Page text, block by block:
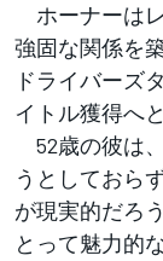
ホーナーは
強固な関係を
ドライバーズ
イトル獲得へ
52歳の彼は
うとしておら
が現実的だろ
とって魅力的